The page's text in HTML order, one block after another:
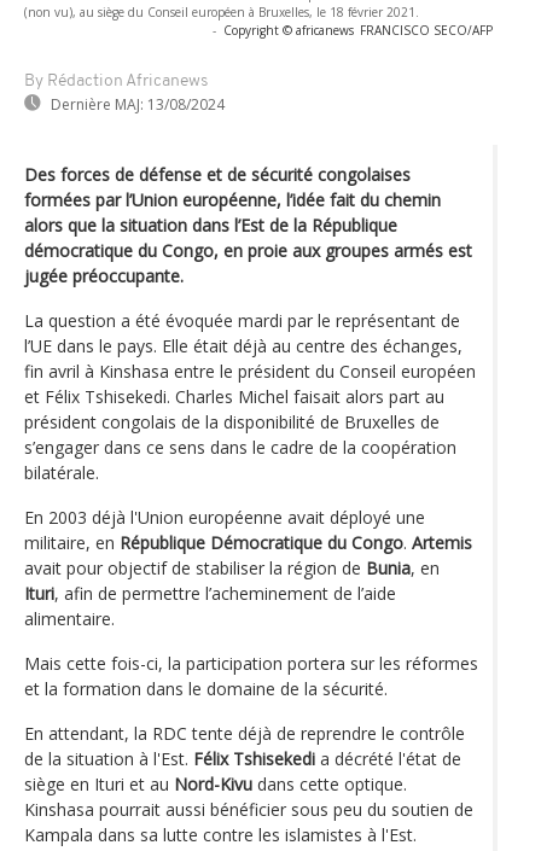
(non vu), au siège du Conseil européen à Bruxelles, le 18 février 2021.
- Copyright © africanews FRANCISCO SECO/AFP
By Rédaction Africanews
Dernière MAJ: 13/08/2024
Des forces de défense et de sécurité congolaises
formées par l’Union européenne, l’idée fait du chemin
alors que la situation dans l’Est de la République
démocratique du Congo, en proie aux groupes armés est
jugée préoccupante.
La question a été évoquée mardi par le représentant de
l’UE dans le pays. Elle était déjà au centre des échanges,
fin avril à Kinshasa entre le président du Conseil européen
et Félix Tshisekedi. Charles Michel faisait alors part au
président congolais de la disponibilité de Bruxelles de
s’engager dans ce sens dans le cadre de la coopération
bilatérale.
En 2003 déjà l'Union européenne avait déployé une
militaire, en République Démocratique du Congo. Artemis
avait pour objectif de stabiliser la région de Bunia, en
Ituri, afin de permettre l’acheminement de l’aide
alimentaire.
Mais cette fois-ci, la participation portera sur les réformes
et la formation dans le domaine de la sécurité.
En attendant, la RDC tente déjà de reprendre le contrôle
de la situation à l'Est. Félix Tshisekedi a décrété l'état de
siège en Ituri et au Nord-Kivu dans cette optique.
Kinshasa pourrait aussi bénéficier sous peu du soutien de
Kampala dans sa lutte contre les islamistes à l'Est.